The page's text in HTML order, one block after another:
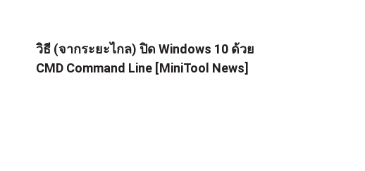
วิธี (จากระยะไกล) ปิด Windows 10 ด้วย
CMD Command Line [MiniTool News]